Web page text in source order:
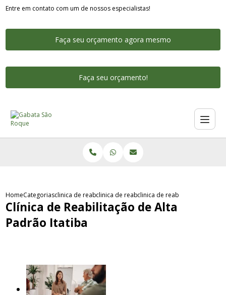
Entre em contato com um de nossos especialistas!
Faça seu orçamento agora mesmo
Faça seu orçamento!
HomeCategoriasclinica de reabilitacao alto padrao
clinica de reabilitacao alto padrao feminina
clinica de reabilitacao de alta
Clínica de Reabilitação de Alta
Padrão Itatiba